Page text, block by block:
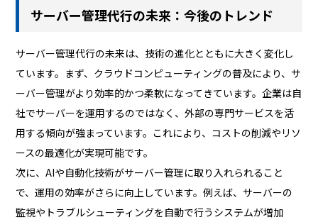
サーバー管理代行の未来：今後のトレンド
サーバー管理代行の未来は、技術の進化とともに大きく変化し
ています。まず、クラウドコンピューティングの普及により、サ
ーバー管理がより効率的かつ柔軟になってきています。企業は自
社でサーバーを運用するのではなく、外部の専門サービスを活
用する傾向が強まっています。これにより、コストの削減やリソ
ースの最適化が実現可能です。
次に、AIや自動化技術がサーバー管理に取り入れられること
で、運用の効率がさらに向上しています。例えば、サーバーの
監視やトラブルシューティングを自動で行うシステムが増加